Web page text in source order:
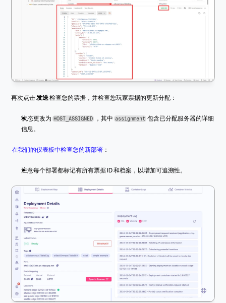
再次点击 发送 检查您的票据，并检查您玩家票据的更新分配：
状态更改为 HOST_ASSIGNED ，其中 assignment 包含已分配服务器的详细
信息。
在我们的仪表板中检查您的新部署 ：
注意每个部署都标记有所有票据 ID 和档案，以增加可追溯性。